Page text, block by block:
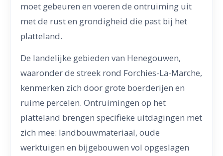
moet gebeuren en voeren de ontruiming uit
met de rust en grondigheid die past bij het
platteland.
De landelijke gebieden van Henegouwen,
waaronder de streek rond Forchies-La-Marche,
kenmerken zich door grote boerderijen en
ruime percelen. Ontruimingen op het
platteland brengen specifieke uitdagingen met
zich mee: landbouwmateriaal, oude
werktuigen en bijgebouwen vol opgeslagen